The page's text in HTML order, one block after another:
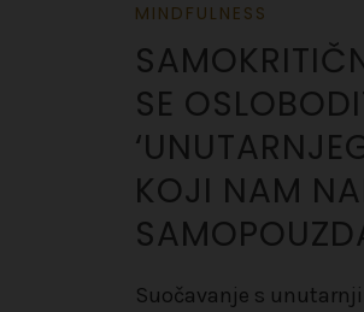
MINDFULNESS
SE
KOJI NAM
Suočavanje s